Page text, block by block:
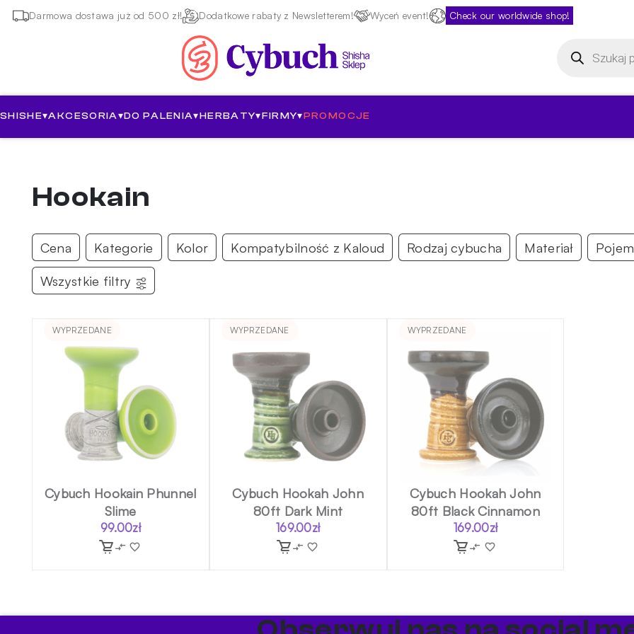
Darmowa dostawa już od 500 zł! Dodatkowe rabaty z Newsletterem! Wyceń event! Check our worldwide shop!
produktów
SHISHE▾AKCESORIA▾DO PALENIA▾HERBATY▾FIRMY▾PROMOCJE
Hookain
Cena Kategorie Kolor Kompatybilność z Kaloud Rodzaj cybucha Materiał
Wszystkie filtry
WYPRZEDANE
Cybuch Hookain Phunnel
Slime
99.00zł
WYPRZEDANE
Cybuch Hookah John
80ft Dark Mint
169.00zł
WYPRZEDANE
Cybuch Hookah John
80ft Black Cinnamon
169.00zł